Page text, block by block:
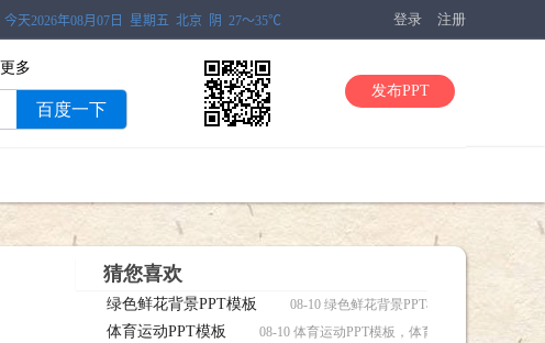
登录 注册
更多
百度一下
发布PPT
猜您喜欢
绿色鲜花背景PPT模板 08-10 绿色鲜花背景PPT模板，绿色鲜花背
体育运动PPT模板 08-10 体育运动PPT模板，体育运动PPT模板下载